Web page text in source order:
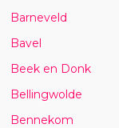
Barneveld
Bavel
Beek en Donk
Bellingwolde
Bennekom